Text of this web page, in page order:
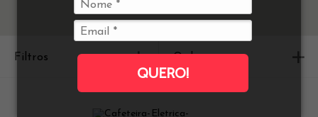
QUERO!
Filtros Ordenar